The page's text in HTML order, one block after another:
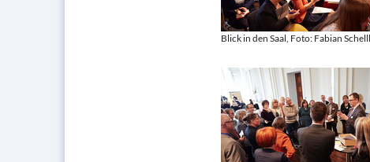
Blick in den Saal, Foto: Fabian